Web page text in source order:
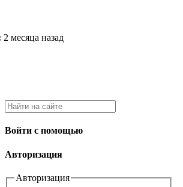
2 месяца назад
Войти с помощью
Авторизация
Авторизация